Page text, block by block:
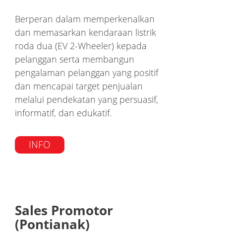
Berperan dalam memperkenalkan
dan memasarkan kendaraan listrik
roda dua (EV 2-Wheeler) kepada
pelanggan serta membangun
pengalaman pelanggan yang positif
dan mencapai target penjualan
melalui pendekatan yang persuasif,
informatif, dan edukatif.
INFO
Sales Promotor
(Pontianak)